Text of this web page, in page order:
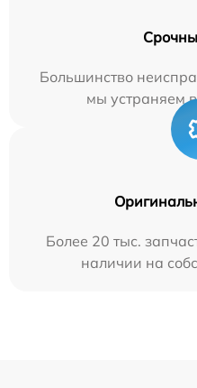
Большинство
мы устраняем
Более 20 тыс.
наличии на